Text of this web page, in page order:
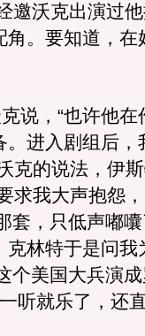
邀沃克出演过
角。要知道，
说，“也许他在
进入剧组后，
克的说法，伊
求我大声抱怨，
套，只低声嘟
林特于是问我
个美国大兵演
听就乐了，还